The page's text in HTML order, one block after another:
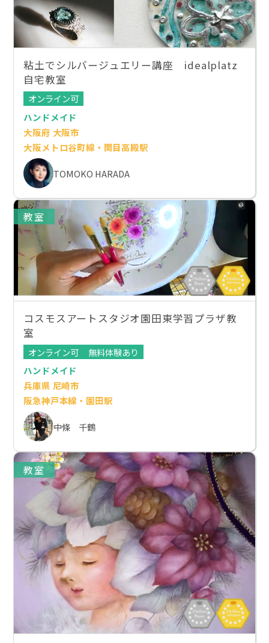
粘土でシルバージュエリー講座 idealplatz
自宅教室
オンライン可
ハンドメイド
大阪府 大阪市
大阪メトロ谷町線・関目高殿駅
TOMOKO HARADA
教室
コスモスアートスタジオ園田東学習プラザ教
室
オンライン可
無料体験あり
ハンドメイド
兵庫県 尼崎市
阪急神戸本線・園田駅
中條 千鶴
教室